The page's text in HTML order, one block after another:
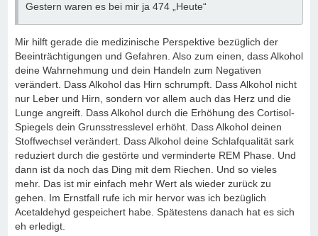
Gestern waren es bei mir ja 474 „Heute“
Mir hilft gerade die medizinische Perspektive bezüglich der
Beeinträchtigungen und Gefahren. Also zum einen, dass Alkohol
deine Wahrnehmung und dein Handeln zum Negativen
verändert. Dass Alkohol das Hirn schrumpft. Dass Alkohol nicht
nur Leber und Hirn, sondern vor allem auch das Herz und die
Lunge angreift. Dass Alkohol durch die Erhöhung des Cortisol-
Spiegels dein Grunsstresslevel erhöht. Dass Alkohol deinen
Stoffwechsel verändert. Dass Alkohol deine Schlafqualität sark
reduziert durch die gestörte und verminderte REM Phase. Und
dann ist da noch das Ding mit dem Riechen. Und so vieles
mehr. Das ist mir einfach mehr Wert als wieder zurück zu
gehen. Im Ernstfall rufe ich mir hervor was ich bezüglich
Acetaldehyd gespeichert habe. Spätestens danach hat es sich
eh erledigt.